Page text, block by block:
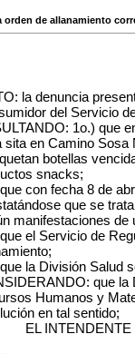
de allanamiento
la denuncia
del Servicio
1o.) que
sita en Camino Sosa
botellas
snacks;
con fecha 8 de
que se
manifestaciones de
el Servicio de
la División Salud
que la
Humanos y
en tal sentido;
EL